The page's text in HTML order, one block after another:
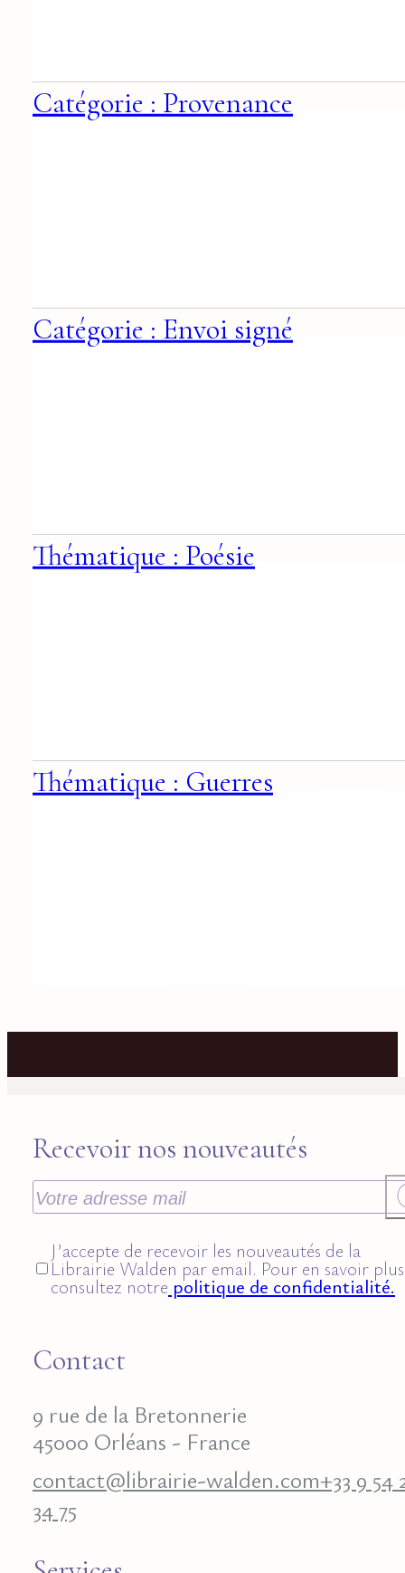
Catégorie : Provenance
Catégorie : Envoi signé
Thématique : Poésie
Thématique : Guerres
Recevoir nos nouveautés
J’accepte de recevoir les nouveautés de la
Librairie Walden par email. Pour en savoir
consultez notre politique de confidentialité.
Contact
9 rue de la Bretonnerie
45000 Orléans - France
contact@librairie-walden.com+33 9 54
34 75